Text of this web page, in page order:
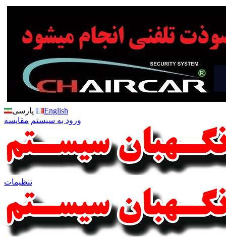
پارسی
English
ورود به سیستم مقایسه
تنظیمات